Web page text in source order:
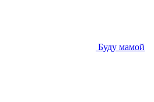
Буду мамой